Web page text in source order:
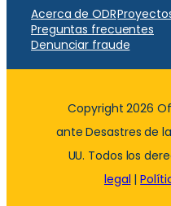
Acerca de ODR
Preguntas frecuentes
Denunciar fraude
Copyright 2026
ante Desastres de
UU. Todos los
legal |